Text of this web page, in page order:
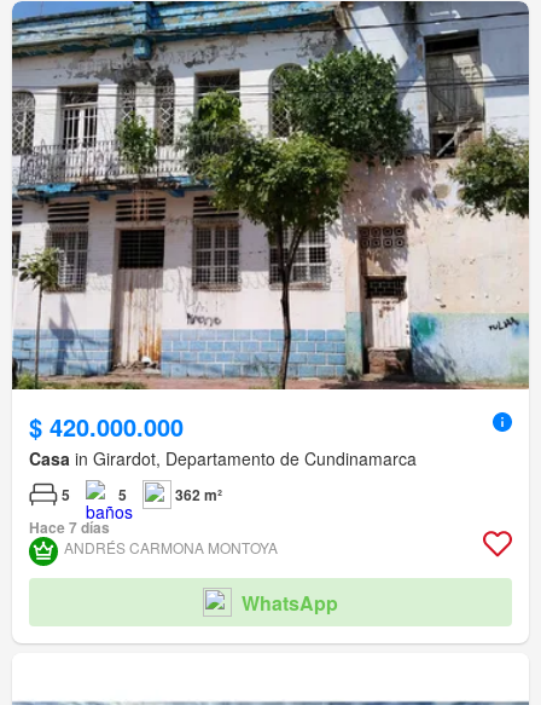
$ 420.000.000
Casa in Girardot, Departamento de Cundinamarca
5 5
362 m²
Hace 7 días
ANDRÉS CARMONA MONTOYA
WhatsApp